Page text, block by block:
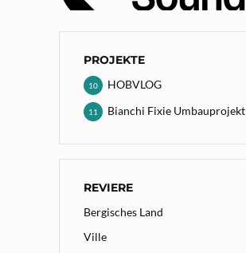
PROJEKTE
HOBVLOG
10
Bianchi Fixie Umbauprojekt
11
REVIERE
Bergisches Land
Ville